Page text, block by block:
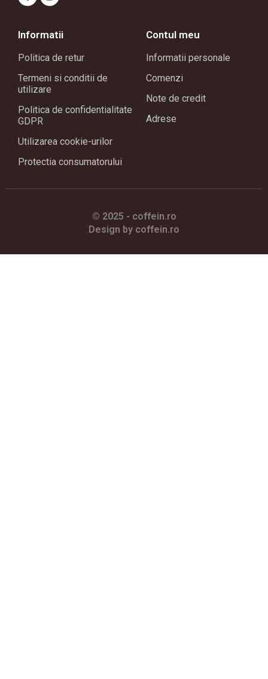
Informatii
Politica de retur
Termeni si conditii de
utilizare
Politica de confidentialitate
GDPR
Utilizarea cookie-urilor
Protectia consumatorului
Contul meu
Informatii personale
Comenzi
Note de credit
Adrese
© 2025 - coffein.ro
Design by coffein.ro